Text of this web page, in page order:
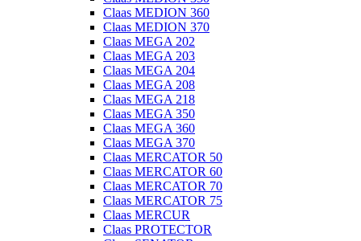
Claas MEDION 360
Claas MEDION 370
Claas MEGA 202
Claas MEGA 203
Claas MEGA 204
Claas MEGA 208
Claas MEGA 218
Claas MEGA 350
Claas MEGA 360
Claas MEGA 370
Claas MERCATOR 50
Claas MERCATOR 60
Claas MERCATOR 70
Claas MERCATOR 75
Claas MERCUR
Claas PROTECTOR